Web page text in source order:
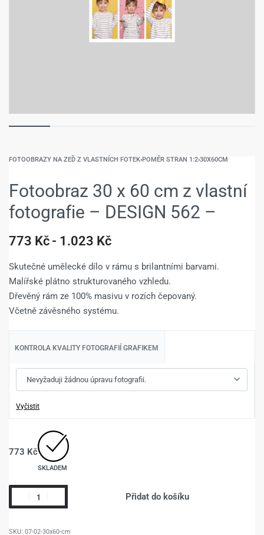
FOTOOBRAZY NA ZEĎ Z VLASTNÍCH FOTEK›POMĚR STRAN 1:2›30X60CM
Fotoobraz 30 x 60 cm z vlastní
fotografie – DESIGN 562 –
773 Kč 1.023 Kč
Skutečné umělecké dílo v rámu s brilantními barvami.
Malířské plátno strukturovaného vzhledu.
Dřevěný rám ze 100% masivu v rozích čepovaný.
Včetně závěsného systému.
KONTROLA KVALITY FOTOGRAFIÍ GRAFIKEM
Vyčistit
773 Kč
SKLADEM
Přidat do košíku
07-02-30x60-cm